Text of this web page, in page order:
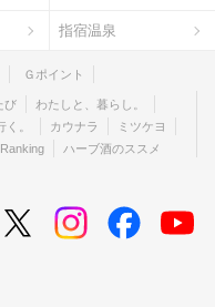
指宿温泉
Ｇポイント
び
わたしと、暮らし。
く。 カウナラ
ミツケヨ
ハーブ酒のススメ